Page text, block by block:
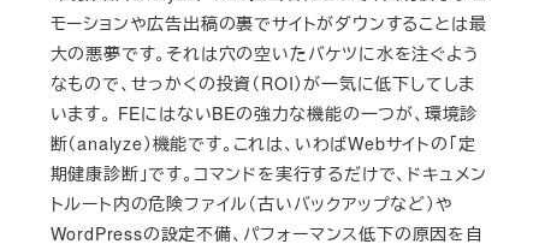
モーションや広告出稿の裏でサイトがダウンすることは最
大の悪夢です。それは穴の空いたバケツに水を注ぐよう
なもので、せっかくの投資（ROI）が一気に低下してしま
います。 FEにはないBEの強力な機能の一つが、環境診
断（analyze）機能です。これは、いわばWebサイトの「定
期健康診断」です。コマンドを実行するだけで、ドキュメン
トルート内の危険ファイル（古いバックアップなど）や
WordPressの設定不備、パフォーマンス低下の原因を自